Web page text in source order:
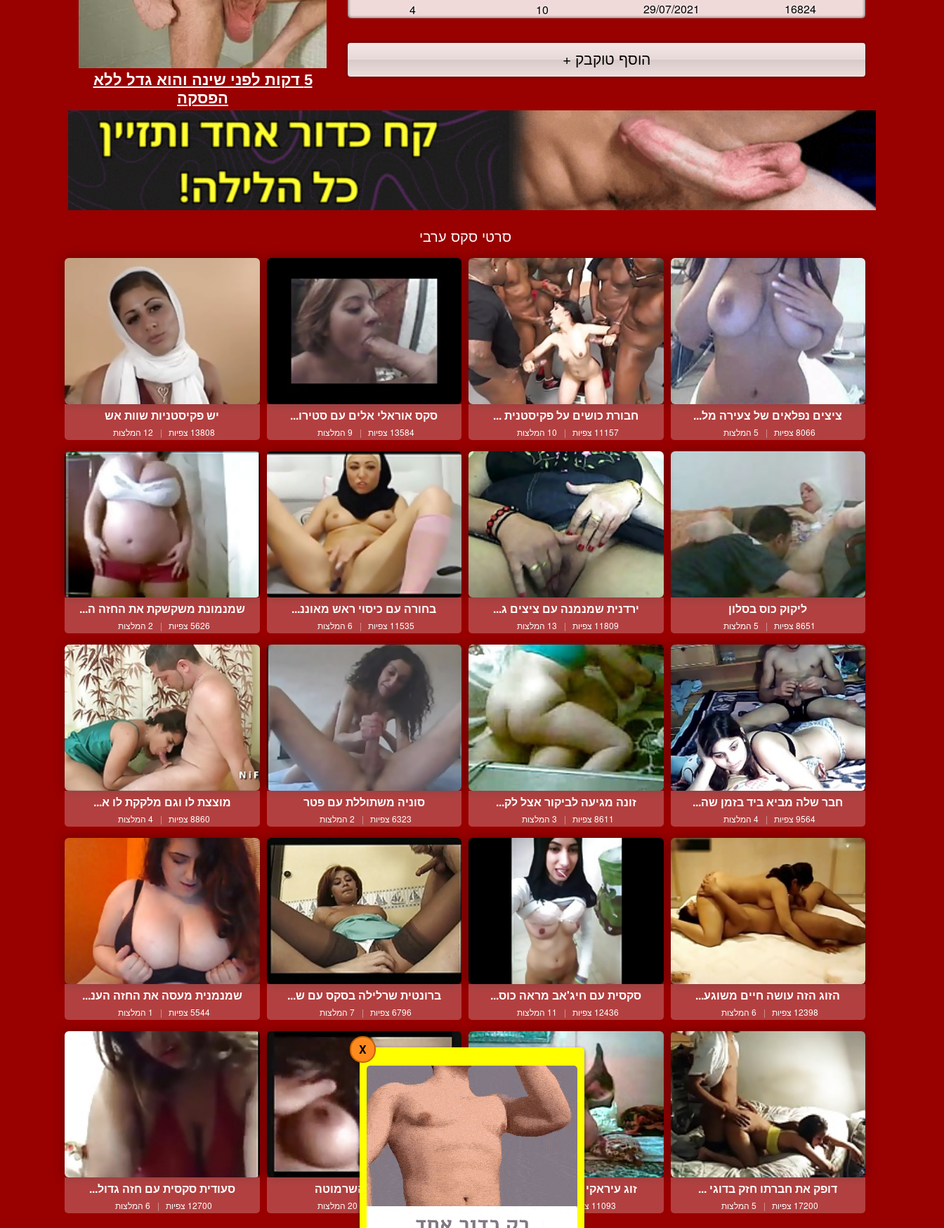
4 10 29/07/2021 16824
הוסף טוקבק +
סרטי סקס ערבי
ציצים נפלאים של צעירה מל...
8066 צפיות | 5 המלצות
חבורת כושים על פקיסטנית ...
11157 צפיות | 10 המלצות
סקס אוראלי אלים עם סטירו...
13584 צפיות | 9 המלצות
יש פקיסטניות שוות אש
13808 צפיות | 12 המלצות
ליקוק כוס בסלון
8651 צפיות | 5 המלצות
ירדנית שמנמנה עם ציצים ג...
11809 צפיות | 13 המלצות
בחורה עם כיסוי ראש מאוננ...
11535 צפיות | 6 המלצות
שמנמונת משקשקת את החזה ה...
5626 צפיות | 2 המלצות
חבר שלה מביא ביד בזמן שה...
9564 צפיות | 4 המלצות
זונה מגיעה לביקור אצל לק...
8611 צפיות | 3 המלצות
סוניה משתוללת עם פטר
6323 צפיות | 2 המלצות
מוצצת לו וגם מלקקת לו א...
8860 צפיות | 4 המלצות
הזוג הזה עושה חיים משוגע...
12398 צפיות | 6 המלצות
סקסית עם חיג'אב מראה כוס...
12436 צפיות | 11 המלצות
ברונטית שרלילה בסקס עם ש...
6796 צפיות | 7 המלצות
שמנמנית מעסה את החזה הענ...
5544 צפיות | 1 המלצות
דופק את חברתו חזק בדוגי ...
17200 צפיות | 5 המלצות
זוג עיראקי בהופעת סקס חו...
11093 צפיות | 4 המלצות
הברברית השרמוטה
9777 צפיות | 20 המלצות
סעודית סקסית עם חזה גדול...
12700 צפיות | 6 המלצות
X